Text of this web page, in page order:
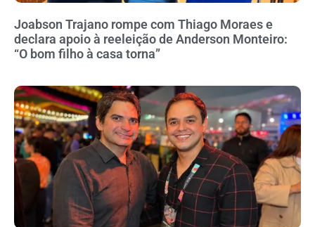
Joabson Trajano rompe com Thiago Moraes e
declara apoio à reeleição de Anderson Monteiro:
“O bom filho à casa torna”